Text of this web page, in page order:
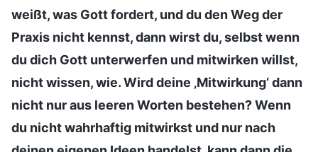
weißt, was Gott fordert, und du den Weg der
Praxis nicht kennst, dann wirst du, selbst wenn
du dich Gott unterwerfen und mitwirken willst,
nicht wissen, wie. Wird deine ‚Mitwirkung‘ dann
nicht nur aus leeren Worten bestehen? Wenn
du nicht wahrhaftig mitwirkst und nur nach